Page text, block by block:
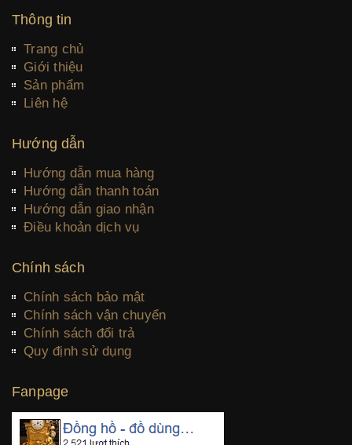
Thông tin
Trang chủ
Giới thiệu
Sản phẩm
Liên hệ
Hướng dẫn
Hướng dẫn mua hàng
Hướng dẫn thanh toán
Hướng dẫn giao nhận
Điều khoản dịch vụ
Chính sách
Chính sách bảo mật
Chính sách vận chuyển
Chính sách đổi trả
Quy định sử dụng
Fanpage